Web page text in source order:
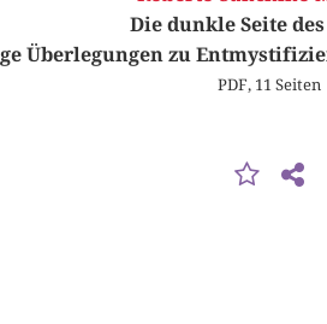
Die dunkle Seite
Überlegungen zu
PDF, 11 Seiten